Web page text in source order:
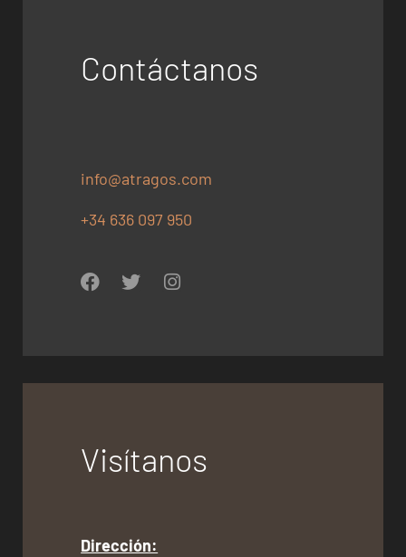
Contáctanos
info@atragos.com
+34 636 097 950
Visítanos
Dirección: